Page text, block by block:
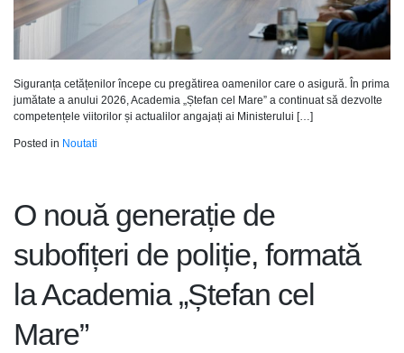
Siguranța cetățenilor începe cu pregătirea oamenilor care o asigură. În prima
jumătate a anului 2026, Academia „Ștefan cel Mare” a continuat să dezvolte
competențele viitorilor și actualilor angajați ai Ministerului […]
Posted in Noutati
O nouă generație de
subofițeri de poliție, formată
la Academia „Ștefan cel
Mare”